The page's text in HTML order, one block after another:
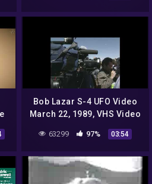
Bob Lazar S-4 UFO Video
March 22, 1989, VHS Video
63299 97% 03:54